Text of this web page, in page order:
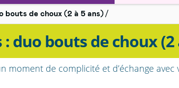
bouts de choux (2 à 5 ans)
duo bouts de choux (2
moment de complicité et d’échange avec